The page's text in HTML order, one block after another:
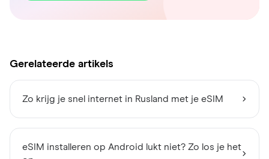
Gerelateerde artikels
Zo krijg je snel internet in Rusland met je eSIM
eSIM installeren op Android lukt niet? Zo los je het